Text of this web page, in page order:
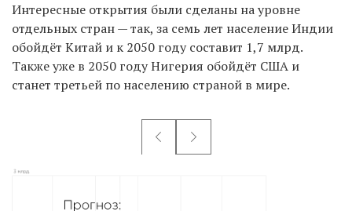
Интересные открытия были сделаны на уровне
отдельных стран — так, за семь лет население Индии
обойдёт Китай и к 2050 году составит 1,7 млрд.
Также уже в 2050 году Нигерия обойдёт США и
станет третьей по населению страной в мире.